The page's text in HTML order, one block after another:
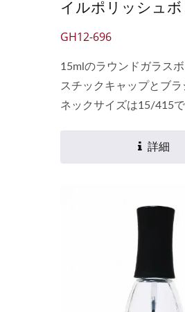
イルポリッシュ
GH12-696
15mlのラウンドガラス
スチックキャップとブラ
ネックサイズは15/415
ル、車の塗料、接着剤、
めにブラシを使って塗料
めに15mlのラウンドボト
ました。 プラスチック
沢のある黒、マットブラ
色で製造されています。
詳細